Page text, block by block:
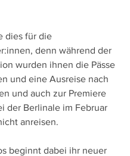
dies für die
denn während der
wurden ihnen die Pässe
und eine Ausreise nach
und auch zur Premiere
der Berlinale im Februar
anreisen.
beginnt dabei ihr neuer